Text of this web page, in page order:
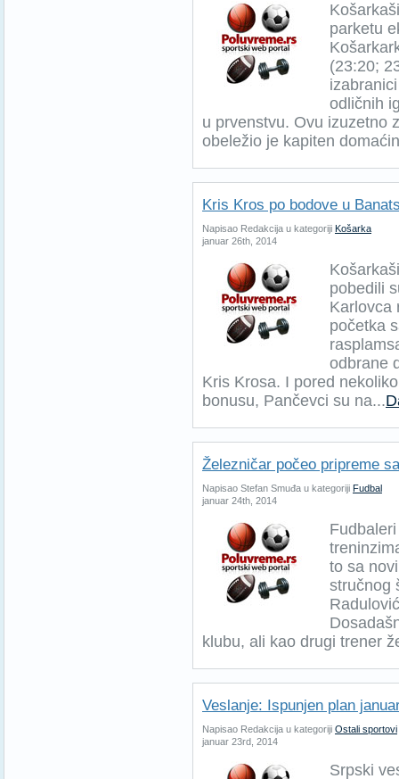
parketu
(23:20;
odličnih
u prvenstvu. Ovu izuzetno
obeležio je kapiten
Kris Kros po bodove u
Napisao Redakcija u kategoriji Košarka
januar 26th, 2014
pobedili
Karlovca
početka
odbrane
Kris Krosa. I pored
bonusu, Pančevci su na...
Železničar počeo pripreme
Napisao Stefan Smuđa u kategoriji Fudbal
januar 24th, 2014
to sa
stručnog
klubu, ali kao drugi trener
Veslanje: Ispunjen plan
Napisao Redakcija u kategoriji Ostali sportovi
januar 23rd, 2014
Srpski